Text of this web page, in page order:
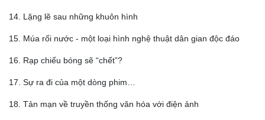
14. Lặng lẽ sau những khuôn hình
15. Múa rối nước - một loại hình nghệ thuật dân gian độc đáo
16. Rạp chiếu bóng sẽ “chết”?
17. Sự ra đi của một dòng phim…
18. Tản mạn về truyền thống văn hóa với điện ảnh